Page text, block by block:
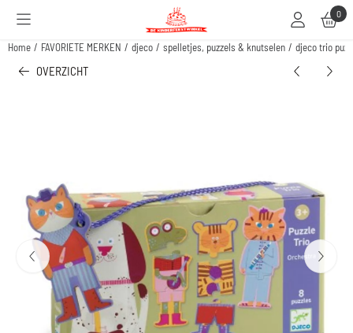
Cookievoorkeuren zijn beschikbaar. Kies instellingen of sta alle cookies toe.0
Home / FAVORIETE MERKEN / djeco / spelletjes, puzzels & knutselen / djeco trio
OVERZICHT